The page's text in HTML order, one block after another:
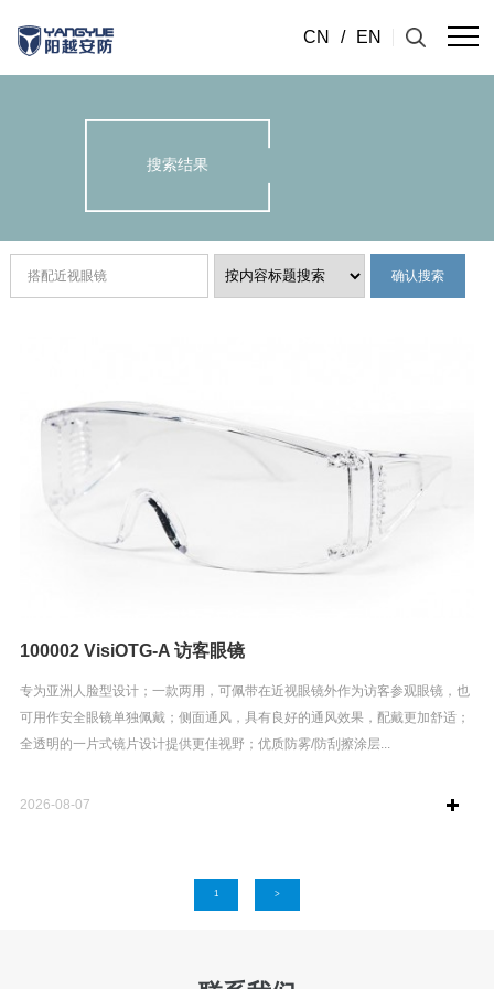
CN / EN
搜索结果
100002 VisiOTG-A 访客眼镜
专为亚洲人脸型设计；一款两用，可佩带在近视眼镜外作为访客参观眼镜，也
可用作安全眼镜单独佩戴；侧面通风，具有良好的通风效果，配戴更加舒适；
全透明的一片式镜片设计提供更佳视野；优质防雾/防刮擦涂层...
2026-08-07
1 >